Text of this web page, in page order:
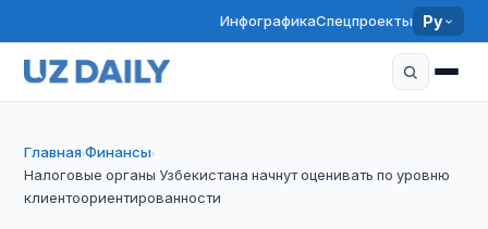
ИнфографикаСпецпроекты Ру
Главная›Финансы›
Налоговые органы Узбекистана начнут оценивать по уровню
клиентоориентированности